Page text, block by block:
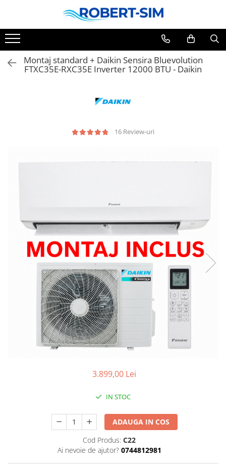
Montaj standard + Daikin Sensira Bluevolution
FTXC35E-RXC35E Inverter 12000 BTU - Daikin
16 Review-uri
3.899,00 Lei
IN STOC
ADAUGA IN COS
Cod Produs: C22
Ai nevoie de ajutor? 0744812981